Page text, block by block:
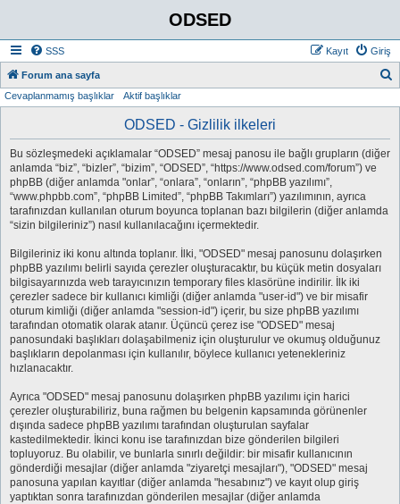
ODSED
SSS Giriş
Kayıt
Forum ana sayfa
Cevaplanmamış başlıklar Aktif başlıklar
ODSED - Gizlilik ilkeleri
Bu sözleşmedeki açıklamalar “ODSED” mesaj panosu ile bağlı grupların (diğer
anlamda “biz”, “bizler”, “bizim”, “ODSED”, “https://www.odsed.com/forum”) ve
phpBB (diğer anlamda "onlar”, “onlara”, “onların”, “phpBB yazılımı”,
“www.phpbb.com”, “phpBB Limited”, “phpBB Takımları”) yazılımının, ayrıca
tarafınızdan kullanılan oturum boyunca toplanan bazı bilgilerin (diğer anlamda
“sizin bilgileriniz”) nasıl kullanılacağını içermektedir.
Bilgileriniz iki konu altında toplanır. İlki, "ODSED" mesaj panosunu dolaşırken
phpBB yazılımı belirli sayıda çerezler oluşturacaktır, bu küçük metin dosyaları
bilgisayarınızda web tarayıcınızın temporary files klasörüne indirilir. İlk iki
çerezler sadece bir kullanıcı kimliği (diğer anlamda "user-id") ve bir misafir
oturum kimliği (diğer anlamda "session-id") içerir, bu size phpBB yazılımı
tarafından otomatik olarak atanır. Üçüncü çerez ise "ODSED" mesaj
panosundaki başlıkları dolaşabilmeniz için oluşturulur ve okumuş olduğunuz
başlıkların depolanması için kullanılır, böylece kullanıcı yetenekleriniz
hızlanacaktır.
Ayrıca "ODSED" mesaj panosunu dolaşırken phpBB yazılımı için harici
çerezler oluşturabiliriz, buna rağmen bu belgenin kapsamında görünenler
dışında sadece phpBB yazılımı tarafından oluşturulan sayfalar
kastedilmektedir. İkinci konu ise tarafınızdan bize gönderilen bilgileri
topluyoruz. Bu olabilir, ve bunlarla sınırlı değildir: bir misafir kullanıcının
gönderdiği mesajlar (diğer anlamda "ziyaretçi mesajları"), "ODSED" mesaj
panosuna yapılan kayıtlar (diğer anlamda "hesabınız") ve kayıt olup giriş
yaptıktan sonra tarafınızdan gönderilen mesajlar (diğer anlamda